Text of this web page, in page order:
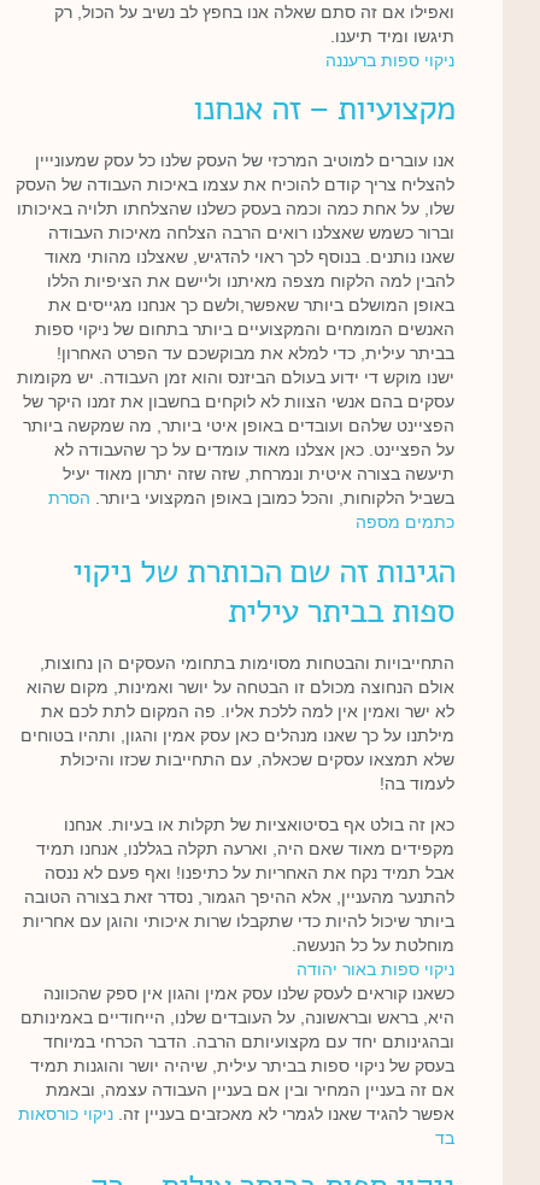
ואפילו אם זה סתם שאלה אנו בחפץ לב נשיב על הכול, רק
תיגשו ומיד תיענו.
ניקוי ספות ברעננה
מקצועיות – זה אנחנו
אנו עוברים למוטיב המרכזי של העסק שלנו כל עסק שמעונייין
להצליח צריך קודם להוכיח את עצמו באיכות העבודה של העסק
שלו, על אחת כמה וכמה בעסק כשלנו שהצלחתו תלויה באיכותו
וברור כשמש שאצלנו רואים הרבה הצלחה מאיכות העבודה
שאנו נותנים. בנוסף לכך ראוי להדגיש, שאצלנו מהותי מאוד
להבין למה הלקוח מצפה מאיתנו וליישם את הציפיות הללו
באופן המושלם ביותר שאפשר,ולשם כך אנחנו מגייסים את
האנשים המומחים והמקצועיים ביותר בתחום של ניקוי ספות
בביתר עילית, כדי למלא את מבוקשכם עד הפרט האחרון!
ישנו מוקש די ידוע בעולם הביזנס והוא זמן העבודה. יש מקומות
עסקים בהם אנשי הצוות לא לוקחים בחשבון את זמנו היקר של
הפציינט שלהם ועובדים באופן איטי ביותר, מה שמקשה ביותר
על הפציינט. כאן אצלנו מאוד עומדים על כך שהעבודה לא
תיעשה בצורה איטית ונמרחת, שזה שזה יתרון מאוד יעיל
בשביל הלקוחות, והכל כמובן באופן המקצועי ביותר. הסרת
כתמים מספה
הגינות זה שם הכותרת של ניקוי
ספות בביתר עילית
התחייבויות והבטחות מסוימות בתחומי העסקים הן נחוצות,
אולם הנחוצה מכולם זו הבטחה על יושר ואמינות, מקום שהוא
לא ישר ואמין אין למה ללכת אליו. פה המקום לתת לכם את
מילתנו על כך שאנו מנהלים כאן עסק אמין והגון, ותהיו בטוחים
שלא תמצאו עסקים שכאלה, עם התחייבות שכזו והיכולת
לעמוד בה!
כאן זה בולט אף בסיטואציות של תקלות או בעיות. אנחנו
מקפידים מאוד שאם היה, וארעה תקלה בגללנו, אנחנו תמיד
אבל תמיד נקח את האחריות על כתיפנו! ואף פעם לא ננסה
להתנער מהעניין, אלא ההיפך הגמור, נסדר זאת בצורה הטובה
ביותר שיכול להיות כדי שתקבלו שרות איכותי והוגן עם אחריות
מוחלטת על כל הנעשה.
ניקוי ספות באור יהודה
כשאנו קוראים לעסק שלנו עסק אמין והגון אין ספק שהכוונה
היא, בראש ובראשונה, על העובדים שלנו, הייחודיים באמינותם
ובהגינותם יחד עם מקצועיותם הרבה. הדבר הכרחי במיוחד
בעסק של ניקוי ספות בביתר עילית, שיהיה יושר והוגנות תמיד
אם זה בעניין המחיר ובין אם בעניין העבודה עצמה, ובאמת
אפשר להגיד שאנו לגמרי לא מאכזבים בעניין זה. ניקוי כורסאות
בד